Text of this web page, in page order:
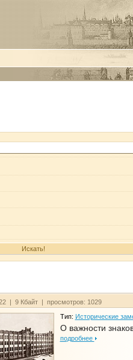
| 9 Кбайт | просмотров: 1029
Тип: Исторические
О важности
подробнее